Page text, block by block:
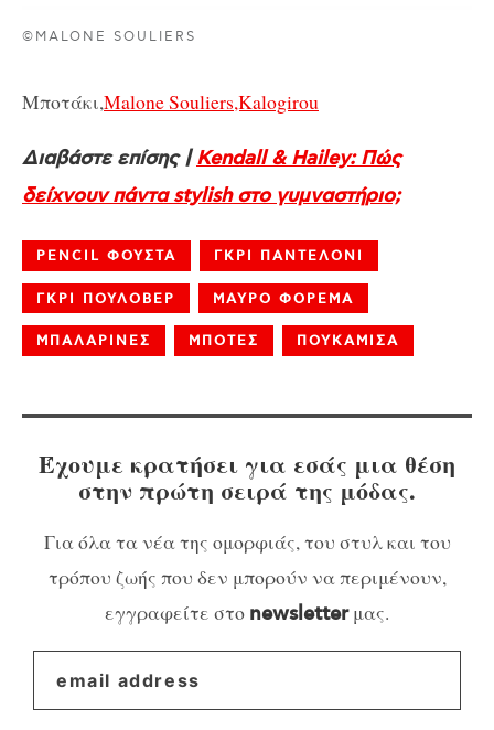
©MALONE SOULIERS
Μποτάκι,Malone Souliers,Kalogirou
Διαβάστε επίσης |Kendall & Hailey: Πώς
δείχνουν πάντα stylish στο γυμναστήριο;
PENCIL ΦΟΥΣΤΑ ΓΚΡΙ ΠΑΝΤΕΛΟΝΙ
ΓΚΡΙ ΠΟΥΛΟΒΕΡ ΜΑΥΡΟ ΦΟΡΕΜΑ
ΜΠΑΛΑΡΙΝΕΣ ΜΠΟΤΕΣ ΠΟΥΚΑΜΙΣΑ
Έχουμε κρατήσει για εσάς μια θέση
στην πρώτη σειρά της μόδας.
Για όλα τα νέα της ομορφιάς, του στυλ και του
τρόπου ζωής που δεν μπορούν να περιμένουν,
εγγραφείτε στο newsletterμας.